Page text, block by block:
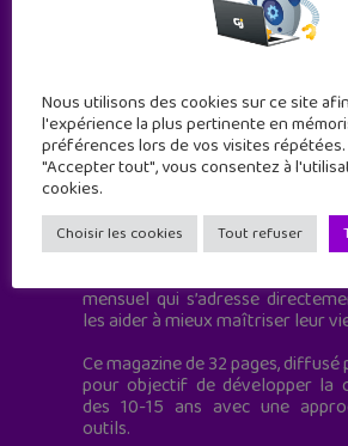
Geek Junior est le premier site de
à destination des adolescents.
mensuel qui s’adresse
les aider à mieux maîtriser leur
Ce magazine de 32 pages,
pour objectif de développer la
des 10-15 ans avec une
outils.
Nous utilisons des cookies sur ce site
l'expérience la plus pertinente en
préférences lors de vos visites
"Accepter tout", vous consentez à
cookies.
Choisir les cookies Tout refuser